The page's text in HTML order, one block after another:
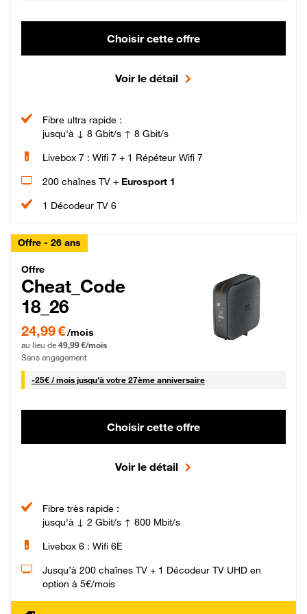
Choisir cette offre
Voir le détail
Fibre ultra rapide :
jusqu'à ↓ 8 Gbit/s ↑ 8 Gbit/s
Livebox 7 : Wifi 7 + 1 Répéteur Wifi 7
200 chaînes TV + Eurosport 1
1 Décodeur TV 6
Offre - 26 ans
Cheat_Code Fibre_18_26
Offre
Cheat_Code
18_26
24,99 € par mois pendant 0 mois puis 49,99 € par mois, Sans engagement
24,99 €/mois
au lieu de 49,99 €/mois
Sans engagement
-25€ / mois25 € par mois
jusqu'à votre 27ème anniversaire
Choisir cette offre
Voir le détail
Fibre très rapide :
jusqu'à ↓ 2 Gbit/s ↑ 800 Mbit/s
Livebox 6 : Wifi 6E
Jusqu’à 200 chaînes TV + 1 Décodeur TV UHD en
option à 5€/mois